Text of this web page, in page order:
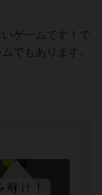
ゲームです！で
でもあります。